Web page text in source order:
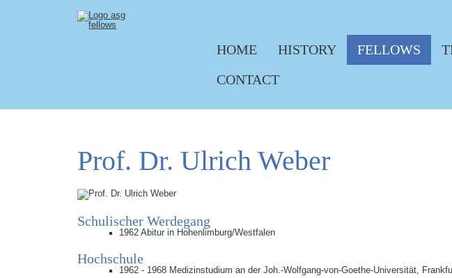
HOME HISTORY FELLOWS
CONTACT
Prof. Dr. Ulrich Weber
Schulischer Werdegang
1962 Abitur in Hohenlimburg/Westfalen
Hochschule
1962 - 1968 Medizinstudium an der Joh.-Wolfgang-von-Goethe-Universität,